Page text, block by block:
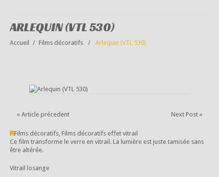
ARLEQUIN (VTL 530)
Accueil Films décoratifs Arlequin (VTL 530)
« Article précedent Next Post »
Films décoratifs Films décoratifs effet vitrail
Ce film transforme le verre en vitrail. La lumière est juste tamisée sans
être altérée.
Vitrail losange